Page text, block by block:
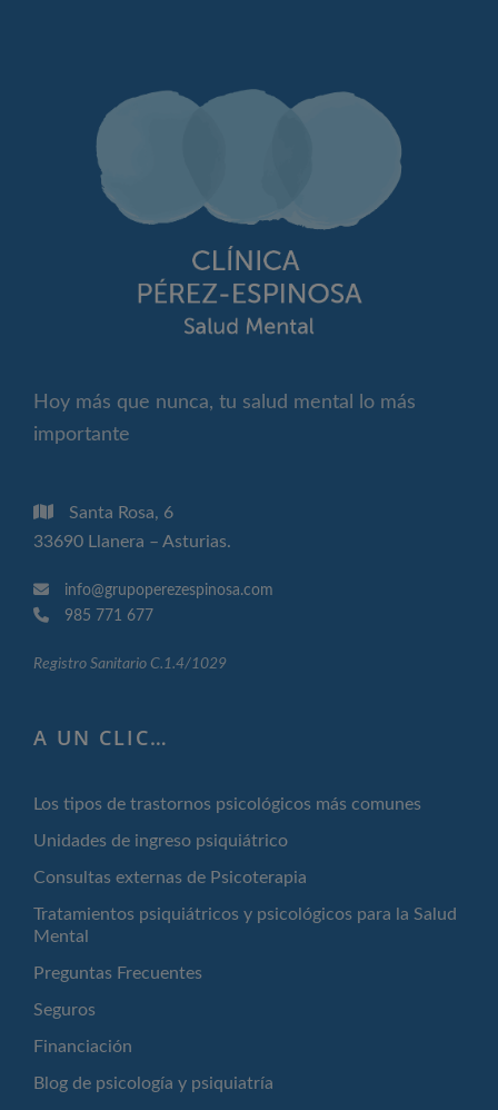
Hoy más que nunca, tu salud mental lo más
importante
Santa Rosa, 6
33690 Llanera – Asturias.
info@grupoperezespinosa.com
985 771 677
Registro Sanitario C.1.4/1029
A UN CLIC…
Los tipos de trastornos psicológicos más comunes
Unidades de ingreso psiquiátrico
Consultas externas de Psicoterapia
Tratamientos psiquiátricos y psicológicos para la Salud
Mental
Preguntas Frecuentes
Seguros
Financiación
Blog de psicología y psiquiatría